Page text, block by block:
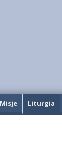
Misje Liturgia